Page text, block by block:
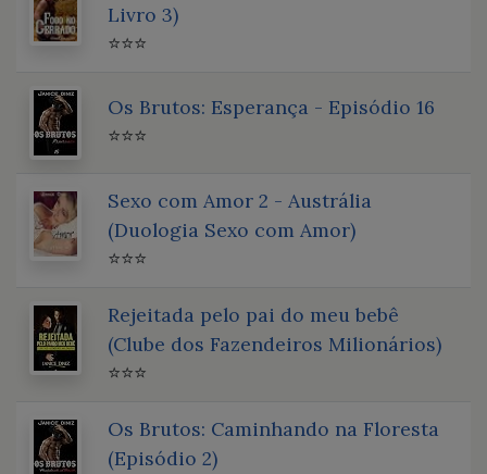
Livro 3)
⭐⭐⭐
Os Brutos: Esperança - Episódio 16
⭐⭐⭐
Sexo com Amor 2 - Austrália
(Duologia Sexo com Amor)
⭐⭐⭐
Rejeitada pelo pai do meu bebê
(Clube dos Fazendeiros Milionários)
⭐⭐⭐
Os Brutos: Caminhando na Floresta
(Episódio 2)